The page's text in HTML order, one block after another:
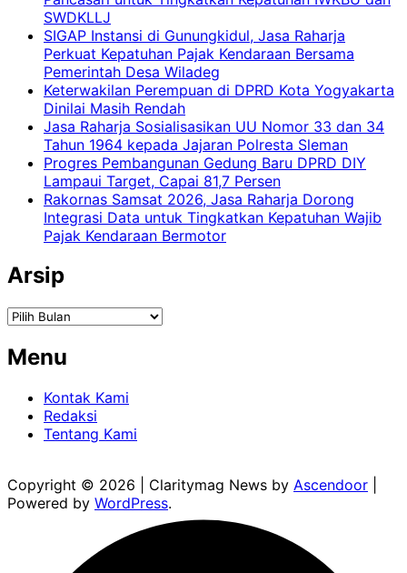
SWDKLLJ
SIGAP Instansi di Gunungkidul, Jasa Raharja
Perkuat Kepatuhan Pajak Kendaraan Bersama
Pemerintah Desa Wiladeg
Keterwakilan Perempuan di DPRD Kota Yogyakarta
Dinilai Masih Rendah
Jasa Raharja Sosialisasikan UU Nomor 33 dan 34
Tahun 1964 kepada Jajaran Polresta Sleman
Progres Pembangunan Gedung Baru DPRD DIY
Lampaui Target, Capai 81,7 Persen
Rakornas Samsat 2026, Jasa Raharja Dorong
Integrasi Data untuk Tingkatkan Kepatuhan Wajib
Pajak Kendaraan Bermotor
Arsip
Arsip
Menu
Kontak Kami
Redaksi
Tentang Kami
Copyright © 2026 | Claritymag News by Ascendoor
Powered by WordPress.